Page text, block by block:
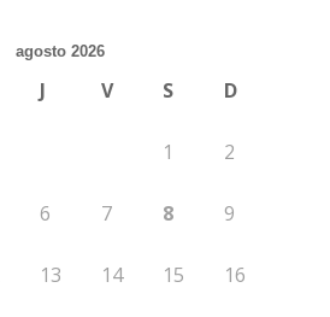
agosto 2026
J V S D
1 2
6 7 8 9
13 14 15 16